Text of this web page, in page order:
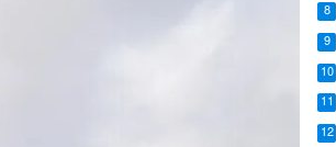
8
9
10
11
12